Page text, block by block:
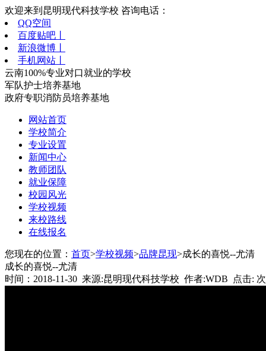
欢迎来到昆明现代科技学校 咨询电话：
QQ空间
百度贴吧丨
新浪微博丨
手机网站丨
云南100%专业对口就业的学校
军队护士培养基地
政府专职消防员培养基地
网站首页
学校简介
专业设置
新闻中心
教师团队
就业保障
校园风光
学校视频
来校路线
在线报名
您现在的位置： 首页>学校视频>品牌昆现>成长的喜悦--尤清
成长的喜悦--尤清
时间：2018-11-30 来源:昆明现代科技学校 作者:WDB 点击: 次